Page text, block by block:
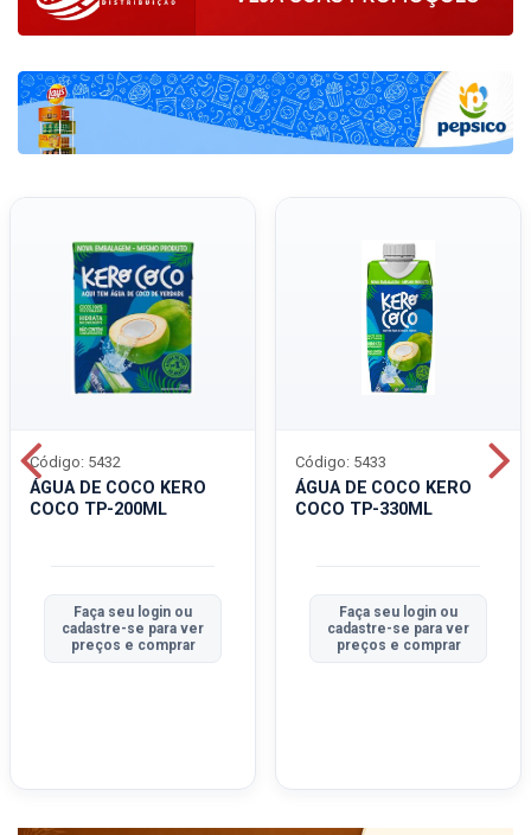
ÁGUA DE COCO KERO
COCO TP-200ML
Código: 5432
Faça seu login ou
cadastre-se para ver
preços e comprar
ÁGUA DE COCO KERO
COCO TP-330ML
Código: 5433
Faça seu login ou
cadastre-se para ver
preços e comprar